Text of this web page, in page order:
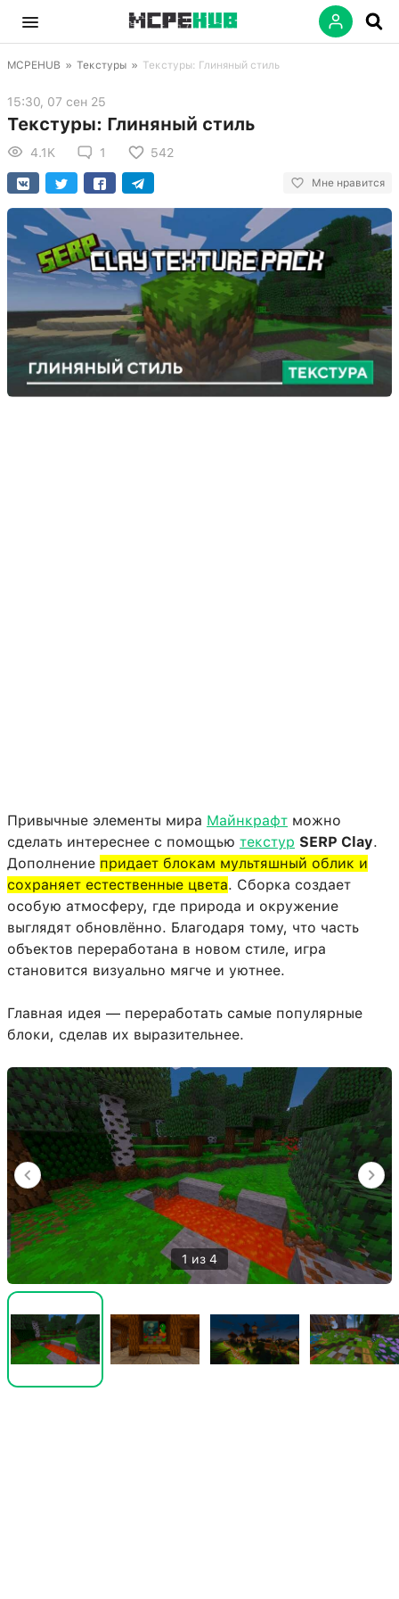
MCPEHUB » Текстуры » Текстуры: Глиняный стиль
15:30, 07 сен 25
Текстуры: Глиняный стиль
4.1K 1 542
Мне нравится
Привычные элементы мира Майнкрафт можно
сделать интереснее с помощью текстур SERP Clay.
Дополнение придает блокам мультяшный облик и
сохраняет естественные цвета. Сборка создает
особую атмосферу, где природа и окружение
выглядят обновлённо. Благодаря тому, что часть
объектов переработана в новом стиле, игра
становится визуально мягче и уютнее.
Главная идея — переработать самые популярные
блоки, сделав их выразительнее.
1 из 4